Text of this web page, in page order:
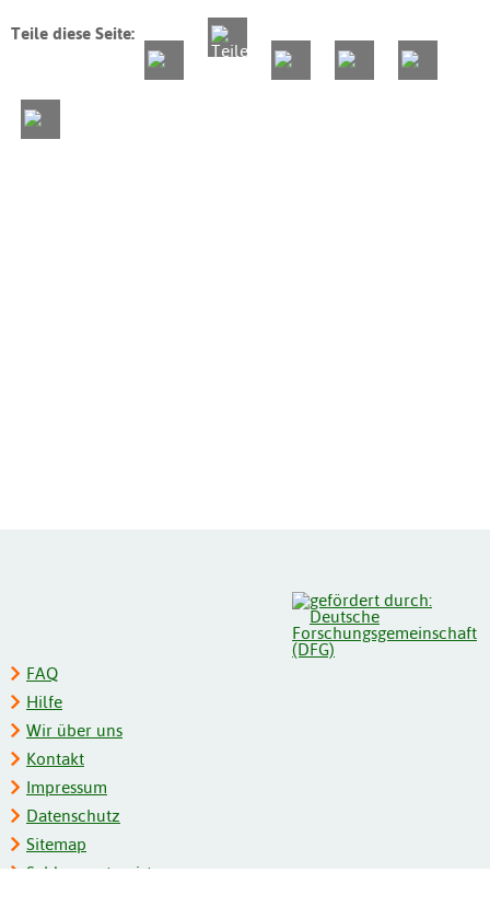
Teile diese Seite:
FAQ
Hilfe
Wir über uns
Kontakt
Impressum
Datenschutz
Sitemap
Schlagwortregister